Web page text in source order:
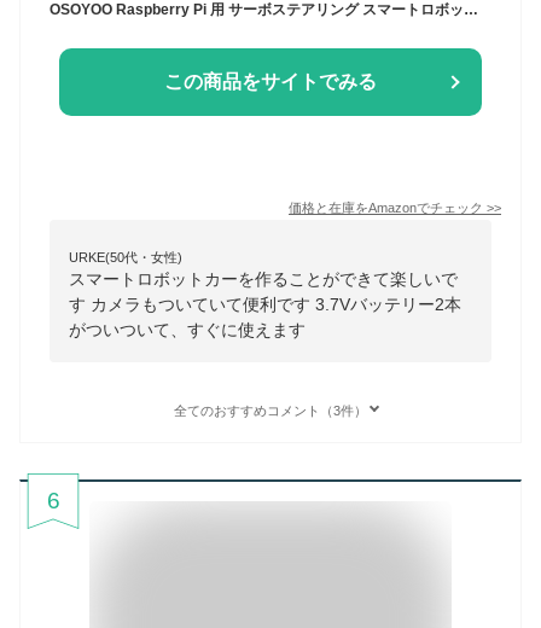
OSOYOO Raspberry Pi 用 サーボステアリング スマートロボットカー カメラ付き ロボットカーキット プログラミング 電子工作 Pythonコードを使用コーディングはより簡単に速く学ぶ おもちゃ、10代と大人向け、Raspberry Pi 4B/3B/3B+用(3.7Vバッテリー2本は含まれています)
この商品をサイトでみる
価格と在庫をAmazonでチェック >>
URKE(50代・女性)
スマートロボットカーを作ることができて楽しいで
す カメラもついていて便利です 3.7Vバッテリー2本
がついついて、すぐに使えます
全てのおすすめコメント（3件）
6